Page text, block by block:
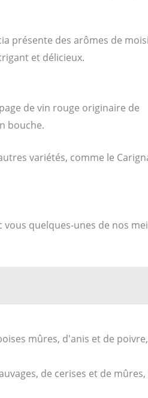
présente des arômes de
et délicieux.
de vin rouge originaire de
bouche.
variétés, comme le
quelques-unes de nos
mûres, d'anis et de
de cerises et de mûres,